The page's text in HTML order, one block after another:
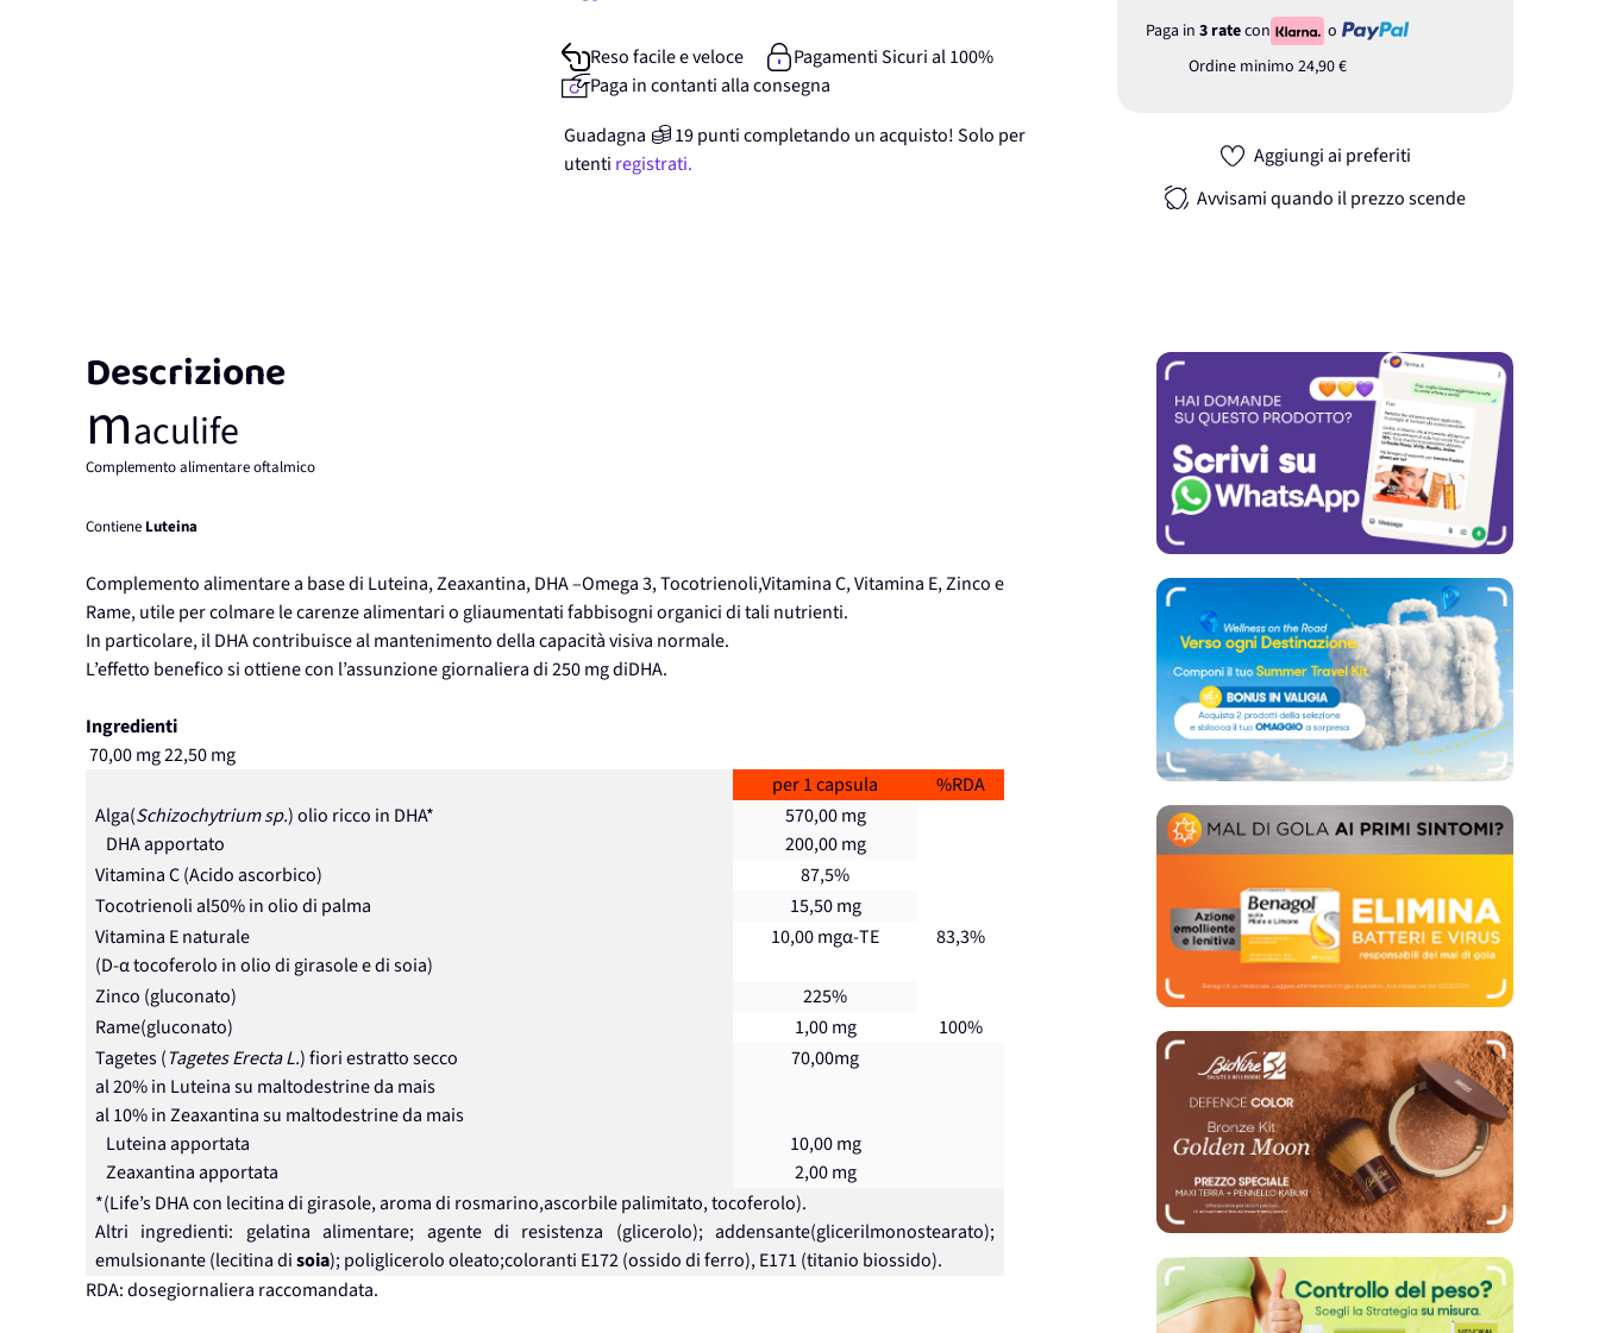
Paga in 3 ratecon
o
Ordine minimo 24,90 €
Aggiungi ai preferiti
Avvisami quando il prezzo scende
Reso facile e veloce
Pagamenti Sicuri al 100%
Paga in contanti alla consegna
Guadagna
19punticompletando un acquisto! Solo per
utenti registrati.
Descrizione
maculife
Complemento alimentare oftalmico
Contiene Luteina
Complemento alimentare a base di Luteina, Zeaxantina, DHA –Omega 3, Tocotrienoli,Vitamina C, Vitamina E, Zinco e
Rame, utile per colmare le carenze alimentari o gliaumentati fabbisogni organici di tali nutrienti.
In particolare, il DHA contribuisce al mantenimento della capacità visiva normale.
L’effetto benefico si ottiene con l’assunzione giornaliera di 250 mg diDHA.
Ingredienti
70,00 mg22,50 mg
per 1 capsula
%RDA
Alga(Schizochytrium sp.) olio ricco in DHA*
DHA apportato
570,00 mg
200,00 mg
Vitamina C (Acido ascorbico)
87,5%
Tocotrienoli al50% in olio di palma
15,50 mg
Vitamina E naturale
(D-α tocoferolo in olio di girasole e di soia)
10,00 mgα-TE 83,3%
Zinco (gluconato)
225%
Rame(gluconato)
1,00 mg
100%
Tagetes (Tagetes Erecta L.) fiori estratto secco
al 20% in Luteina su maltodestrine da mais
al 10% in Zeaxantina su maltodestrine da mais
Luteina apportata
Zeaxantina apportata
70,00mg
10,00 mg
2,00 mg
*(Life’s DHA con lecitina di girasole, aroma di rosmarino,ascorbile palimitato, tocoferolo).
Altri ingredienti: gelatina alimentare; agente di resistenza (glicerolo); addensante(glicerilmonostearato);
emulsionante (lecitina disoia); poliglicerolo oleato;coloranti E172 (ossido di ferro), E171 (titanio biossido).
RDA: dosegiornaliera raccomandata.